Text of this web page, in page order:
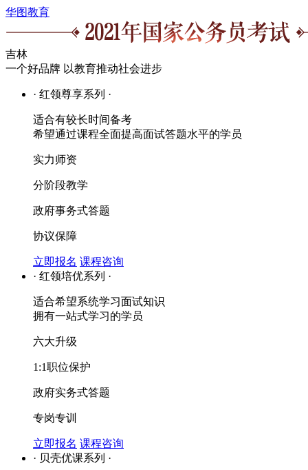
华图教育
吉林
一个好品牌 以教育推动社会进步
· 红领尊享系列 ·
适合有较长时间备考
希望通过课程全面提高面试答题水平的学员
实力师资
分阶段教学
政府事务式答题
协议保障
立即报名 课程咨询
· 红领培优系列 ·
适合希望系统学习面试知识
拥有一站式学习的学员
六大升级
1:1职位保护
政府实务式答题
专岗专训
立即报名 课程咨询
· 贝壳优课系列 ·